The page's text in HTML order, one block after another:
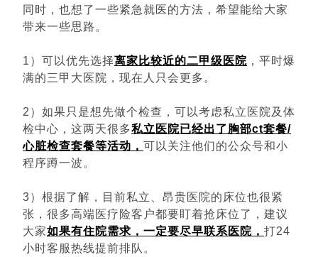
同时，也想了一些紧急就医的方法，希望能给大家
带来一些思路。
1）可以优先选择离家比较近的二甲级医院 ，平时爆
满的三甲大医院，现在人只会更多。
2）如果只是想先做个检查，可以考虑私立医院及体
检中心，这两天很多私立医院已经出了胸部ct套餐/
心脏检查套餐等活动， 可以关注他们的公众号和小
程序蹲一波。
3）根据了解，目前私立、昂贵医院的床位也很紧
张，很多高端医疗险客户都要盯着抢床位了，建议
大家如果有住院需求，一定要尽早联系医院， 打24
小时客服热线提前排队。